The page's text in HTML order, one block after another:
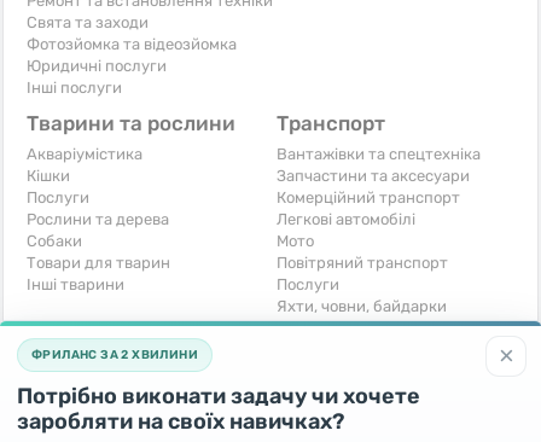
Свята та заходи
Фотозйомка та відеозйомка
Юридичні послуги
Інші послуги
Тварини та рослини
Акваріумістика
Кішки
Послуги
Рослини та дерева
Собаки
Товари для тварин
Інші тварини
Транспорт
Вантажівки та спецтехніка
Запчастини та аксесуари
Комерційний транспорт
Легкові автомобілі
Мото
Повітряний транспорт
Послуги
Яхти, човни, байдарки
Інші транспортні засоби
Хобі та відпочинок
Книги та журнали
Музичні інструменти
Полювання та рибальство
Готовий бізнес
Устаткування для бізнесу
×
ФРИЛАНС ЗА 2 ХВИЛИНИ
Потрібно виконати задачу чи хочете
заробляти на своїх навичках?